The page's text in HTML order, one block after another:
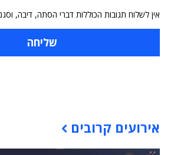
אין לשלוח תגובות הכוללות דברי הסתה, דיבה,
אירועים קרובים